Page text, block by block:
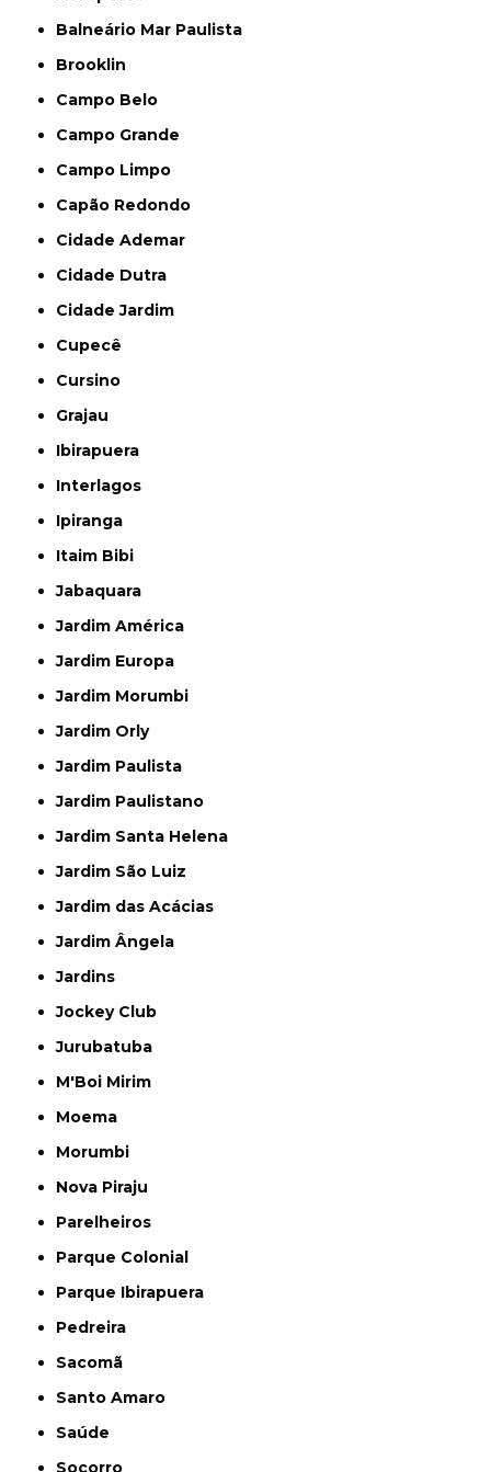
Balneário Mar Paulista
Brooklin
Campo Belo
Campo Grande
Campo Limpo
Capão Redondo
Cidade Ademar
Cidade Dutra
Cidade Jardim
Cupecê
Cursino
Grajau
Ibirapuera
Interlagos
Ipiranga
Itaim Bibi
Jabaquara
Jardim América
Jardim Europa
Jardim Morumbi
Jardim Orly
Jardim Paulista
Jardim Paulistano
Jardim Santa Helena
Jardim São Luiz
Jardim das Acácias
Jardim Ângela
Jardins
Jockey Club
Jurubatuba
M'Boi Mirim
Moema
Morumbi
Nova Piraju
Parelheiros
Parque Colonial
Parque Ibirapuera
Pedreira
Sacomã
Santo Amaro
Saúde
Socorro